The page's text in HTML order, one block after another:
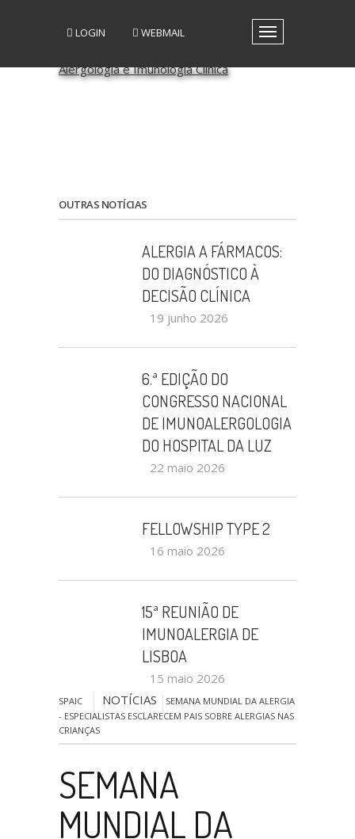
Toggle
GRUPOS DE INTERESSE
CONTACTOS
LOGIN WEBMAIL
OUTRAS NOTÍCIAS
ALERGIA A FÁRMACOS:
DO DIAGNÓSTICO À
DECISÃO CLÍNICA
19 junho 2026
6.ª EDIÇÃO DO
CONGRESSO NACIONAL
DE IMUNOALERGOLOGIA
DO HOSPITAL DA LUZ
22 maio 2026
FELLOWSHIP TYPE 2
16 maio 2026
15ª REUNIÃO DE
IMUNOALERGIA DE
LISBOA
15 maio 2026
SPAIC NOTÍCIAS
SEMANA MUNDIAL DA ALERGIA
- ESPECIALISTAS ESCLARECEM PAIS SOBRE ALERGIAS NAS
CRIANÇAS
SEMANA
MUNDIAL DA